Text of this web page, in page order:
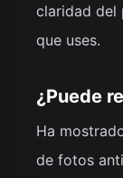
claridad del
que uses.
¿Puede
Ha
de fotos